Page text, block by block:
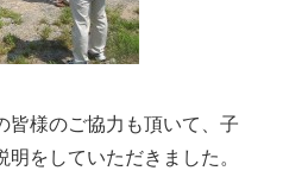
皆様のご協力も頂いて、子
をしていただきました。